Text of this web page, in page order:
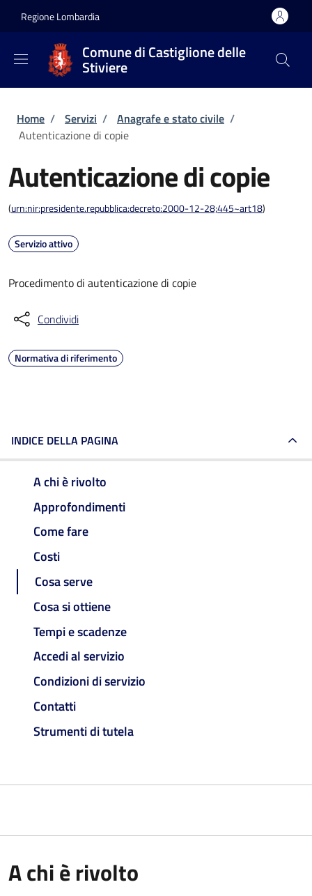
Regione Lombardia
Comune di Castiglione delle
Stiviere
Briciole di pane
Home / Servizi / Anagrafe e stato civile /
Autenticazione di copie
Autenticazione di copie
(urn:nir:presidente.repubblica:decreto:2000-12-28;445~art18)
Servizio attivo
Procedimento di autenticazione di copie
Condividi
Normativa di riferimento
INDICE DELLA PAGINA
A chi è rivolto
Approfondimenti
Come fare
Costi
Cosa serve
Cosa si ottiene
Tempi e scadenze
Accedi al servizio
Condizioni di servizio
Contatti
Strumenti di tutela
A chi è rivolto